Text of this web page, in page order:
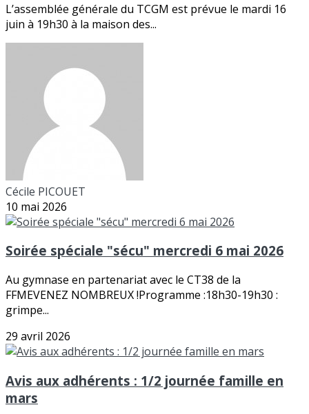
L’assemblée générale du TCGM est prévue le mardi 16
juin à 19h30 à la maison des...
Cécile PICOUET
10 mai 2026
Soirée spéciale "sécu" mercredi 6 mai 2026
Au gymnase en partenariat avec le CT38 de la
FFMEVENEZ NOMBREUX !Programme :18h30-19h30 :
grimpe...
29 avril 2026
Avis aux adhérents : 1/2 journée famille en
mars